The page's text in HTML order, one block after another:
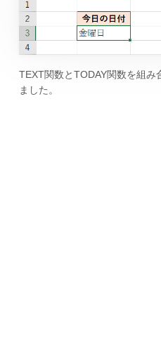
TEXT関数とTODAY関数を組み
ました。